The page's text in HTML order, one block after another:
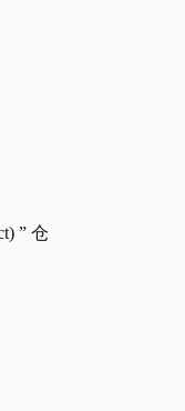
” 仓